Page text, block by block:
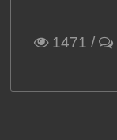
1471 /